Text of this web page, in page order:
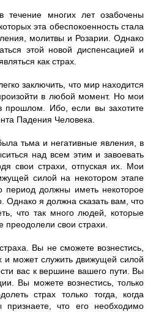
многих лет озабочены
эта обеспокоенность стала
молитвы и Розарии. Однако
этой новой диспенсацией и
как страх.
заключить, что мир находится
в любой момент. Но мои
прошлом. Ибо, если вы захотите
Падения Человека.
тьма и негативные явления, в
над всем этим и завоевать
свои страхи, отпуская их. Мои
силой на некотором этапе
период должны иметь некоторое
Однако я должна сказать вам, что
что так много людей, которые
преодолели свои страхи.
Вы не сможете вознестись,
и может служить движущей силой
вас к вершине вашего пути. Вы
Вы можете вознестись, только
страх только тогда, когда
что его необходимо